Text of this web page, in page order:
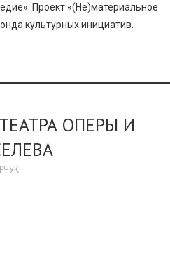
Проект «(Не)материальное
культурных инициатив.
ОПЕРЫ И